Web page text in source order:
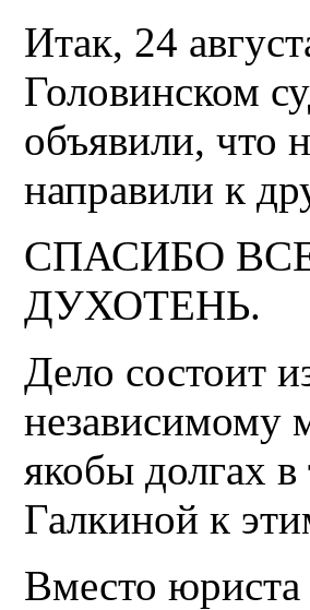
Итак, 24
Головинском
объявили, что
направили к
СПАСИБО
ДУХОТЕНЬ.
Дело состоит
независимому
якобы долгах
Галкиной к
Вместо юриста